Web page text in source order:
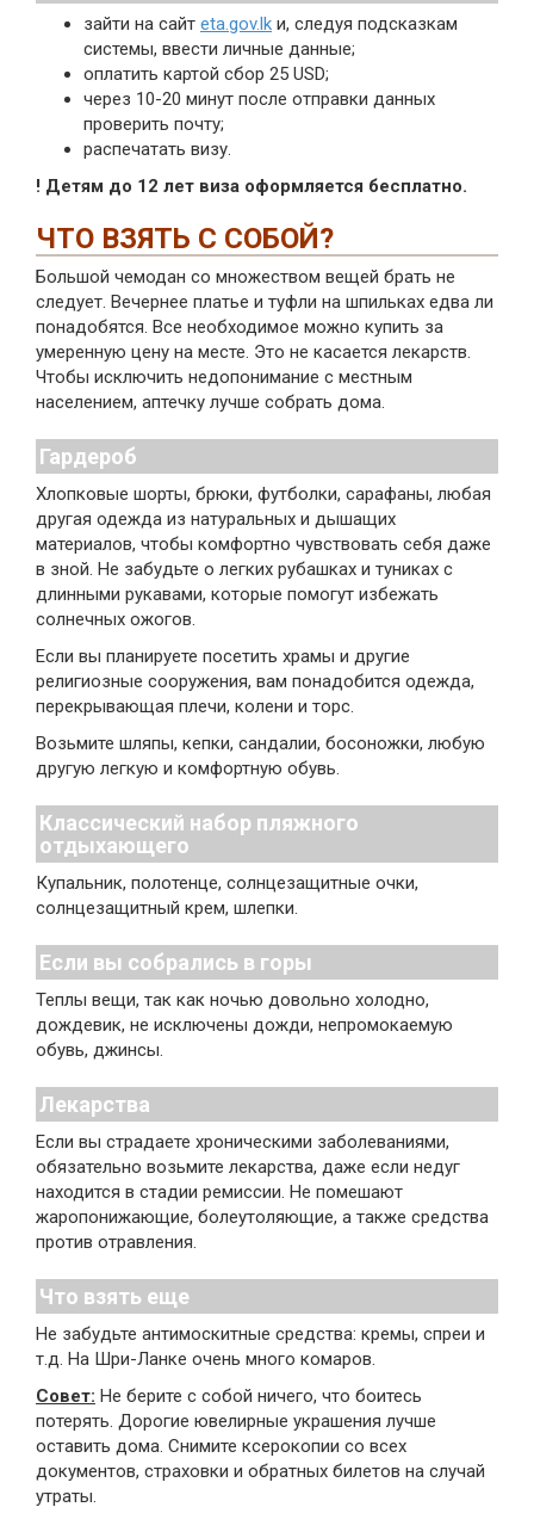
зайти на сайт eta.gov.lk и, следуя подсказкам
системы, ввести личные данные;
оплатить картой сбор 25 USD;
через 10-20 минут после отправки данных
проверить почту;
распечатать визу.
! Детям до 12 лет виза оформляется бесплатно.
ЧТО ВЗЯТЬ С СОБОЙ?
Большой чемодан со множеством вещей брать не
следует. Вечернее платье и туфли на шпильках едва ли
понадобятся. Все необходимое можно купить за
умеренную цену на месте. Это не касается лекарств.
Чтобы исключить недопонимание с местным
населением, аптечку лучше собрать дома.
Гардероб
Хлопковые шорты, брюки, футболки, сарафаны, любая
другая одежда из натуральных и дышащих
материалов, чтобы комфортно чувствовать себя даже
в зной. Не забудьте о легких рубашках и туниках с
длинными рукавами, которые помогут избежать
солнечных ожогов.
Если вы планируете посетить храмы и другие
религиозные сооружения, вам понадобится одежда,
перекрывающая плечи, колени и торс.
Возьмите шляпы, кепки, сандалии, босоножки, любую
другую легкую и комфортную обувь.
Классический набор пляжного
отдыхающего
Купальник, полотенце, солнцезащитные очки,
солнцезащитный крем, шлепки.
Если вы собрались в горы
Теплы вещи, так как ночью довольно холодно,
дождевик, не исключены дожди, непромокаемую
обувь, джинсы.
Лекарства
Если вы страдаете хроническими заболеваниями,
обязательно возьмите лекарства, даже если недуг
находится в стадии ремиссии. Не помешают
жаропонижающие, болеутоляющие, а также средства
против отравления.
Что взять еще
Не забудьте антимоскитные средства: кремы, спреи и
т.д. На Шри-Ланке очень много комаров.
Совет: Не берите с собой ничего, что боитесь
потерять. Дорогие ювелирные украшения лучше
оставить дома. Снимите ксерокопии со всех
документов, страховки и обратных билетов на случай
утраты.